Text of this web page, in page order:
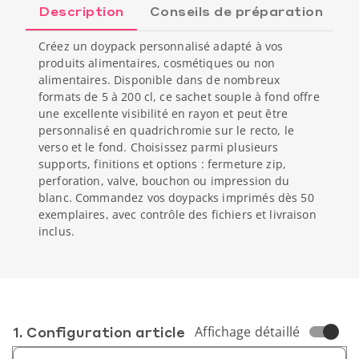
Description Conseils de préparation
Créez un doypack personnalisé adapté à vos
produits alimentaires, cosmétiques ou non
alimentaires. Disponible dans de nombreux
formats de 5 à 200 cl, ce sachet souple à fond offre
une excellente visibilité en rayon et peut être
personnalisé en quadrichromie sur le recto, le
verso et le fond. Choisissez parmi plusieurs
supports, finitions et options : fermeture zip,
perforation, valve, bouchon ou impression du
blanc. Commandez vos doypacks imprimés dès 50
exemplaires, avec contrôle des fichiers et livraison
inclus.
1. Conf­iguration article Affichage détaillé